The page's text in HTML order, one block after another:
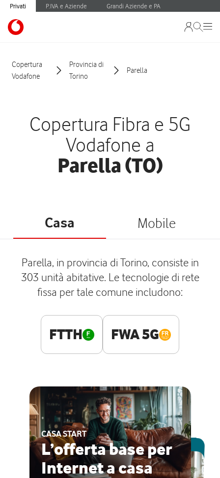
Privati P.IVA e Aziende Grandi Aziende e PA
Copertura
Vodafone
Provincia di
Torino
Parella
Copertura Fibra e 5G
Vodafone a
Parella (TO)
Casa Mobile
Parella, in provincia di Torino, consiste in
303 unità abitative. Le tecnologie di rete
fissa per tale comune includono:
FTTH FWA 5G
CASA START
L’offerta base per
Internet a casa
ESCLUSIVA ONLINE